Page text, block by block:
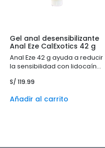
Gel anal desensibilizante
Anal Eze CalExotics 42 g
Anal Eze 42 g ayuda a reducir
la sensibilidad con lidocaína
desensibilizante de textura
S/ 119.99
Añadir al carrito